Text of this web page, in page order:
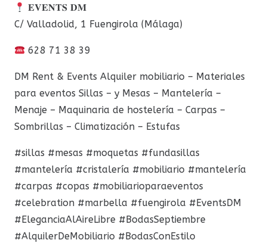
𝐄𝐕𝐄𝐍𝐓𝐒 𝐃𝐌
C/ Valladolid, 1 Fuengirola (Málaga)
628 71 38 39
DM Rent & Events Alquiler mobiliario – Materiales
para eventos Sillas – y Mesas – Mantelería –
Menaje – Maquinaria de hostelería – Carpas –
Sombrillas – Climatización – Estufas
#sillas #mesas #moquetas #fundasillas
#mantelería #cristalería #mobiliario #mantelería
#carpas #copas #mobiliarioparaeventos
#celebration #marbella #fuengirola #EventsDM
#EleganciaAlAireLibre #BodasSeptiembre
#AlquilerDeMobiliario #BodasConEstilo